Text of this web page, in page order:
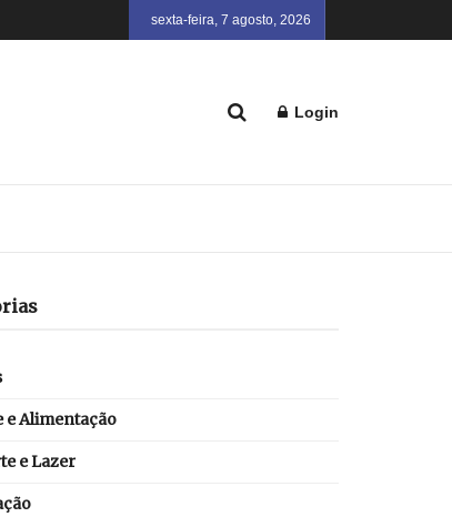
sexta-feira, 7 agosto, 2026
Login
e Alimentação
e Lazer